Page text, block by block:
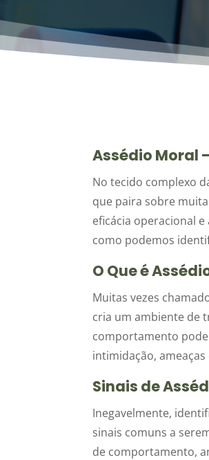
Assédio Moral
No tecido complexo
que paira sobre
eficácia operacional
como podemos
O Que é
Muitas vezes
cria um ambiente de
comportamento
intimidação,
Sinais de
Inegavelmente,
sinais comuns a
de comportamento,